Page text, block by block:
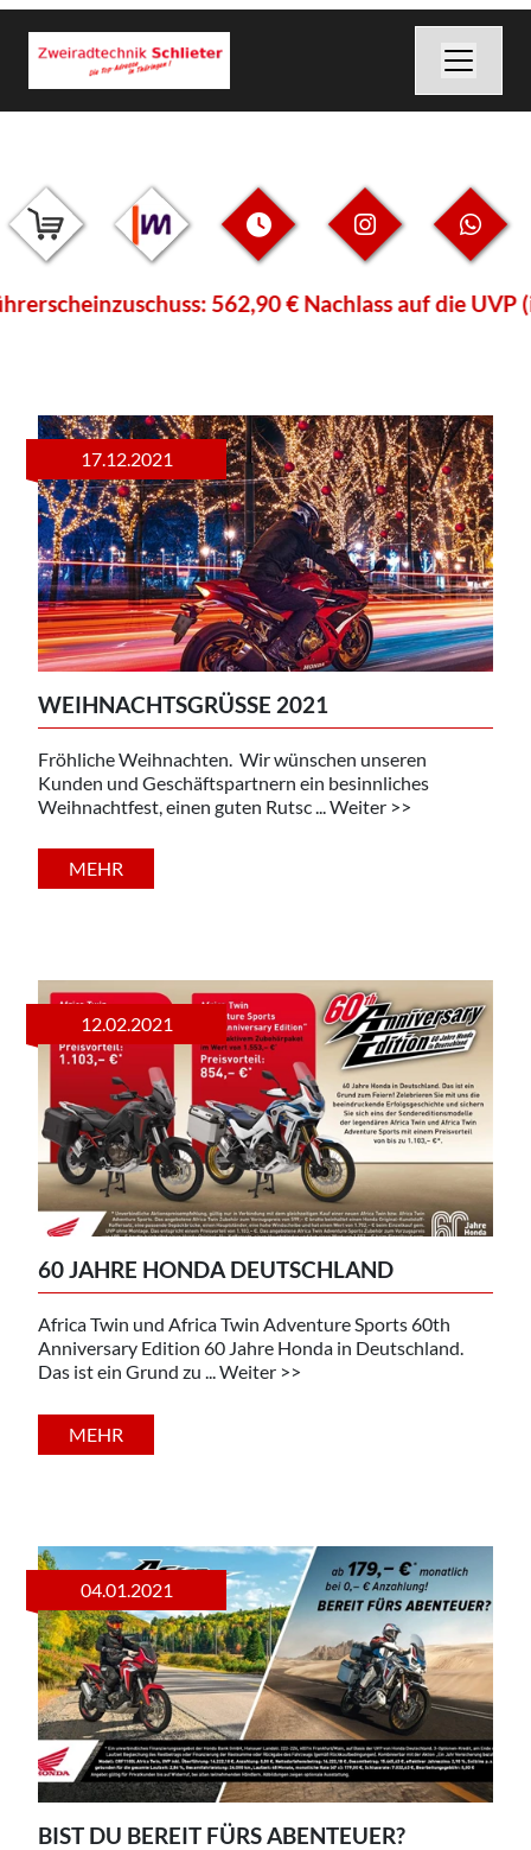
562,90 € Nachlass auf die UVP (inkl.
17.12.2021
WEIHNACHTSGRÜSSE 2021
Fröhliche Weihnachten. Wir wünschen unseren
Kunden und Geschäftspartnern ein besinnliches
Weihnachtfest, einen guten Rutsc ... Weiter >>
MEHR
12.02.2021
60 JAHRE HONDA DEUTSCHLAND
Africa Twin und Africa Twin Adventure Sports 60th
Anniversary Edition 60 Jahre Honda in Deutschland.
Das ist ein Grund zu ... Weiter >>
MEHR
04.01.2021
BIST DU BEREIT FÜRS ABENTEUER?